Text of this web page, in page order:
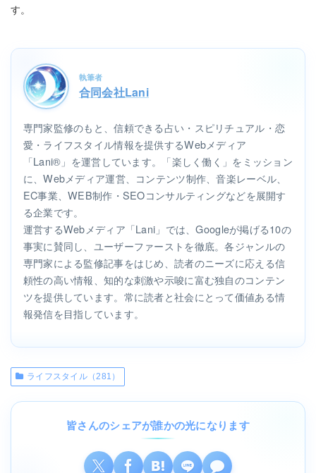
す。
執筆者
合同会社Lani
専門家監修のもと、信頼できる占い・スピリチュアル・恋
愛・ライフスタイル情報を提供するWebメディア
「Lani®」を運営しています。「楽しく働く」をミッション
に、Webメディア運営、コンテンツ制作、音楽レーベル、
EC事業、WEB制作・SEOコンサルティングなどを展開す
る企業です。
運営するWebメディア「Lani」では、Googleが掲げる10の
事実に賛同し、ユーザーファーストを徹底。各ジャンルの
専門家による監修記事をはじめ、読者のニーズに応える信
頼性の高い情報、知的な刺激や示唆に富む独自のコンテン
ツを提供しています。常に読者と社会にとって価値ある情
報発信を目指しています。
ライフスタイル（281）
皆さんのシェアが誰かの光になります